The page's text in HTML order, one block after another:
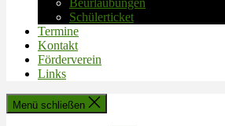
Beurlaubungen
Schülerticket
Termine
Kontakt
Förderverein
Links
Menü schließen